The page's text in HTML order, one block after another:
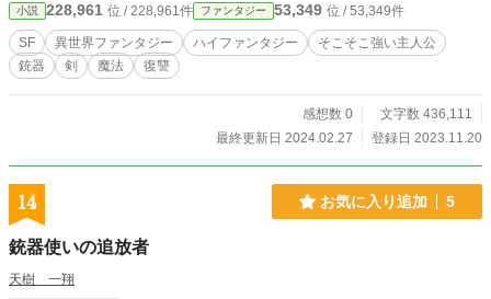
小説 228,961 位 / 228,961件 ファンタジー 53,349 位 / 53,349件
SF 異世界ファンタジー ハイファンタジー
そこそこ強い主人公
銃器
剣 魔法 復讐
感想数 0
文字数 436,111
最終更新日 2024.02.27
登録日 2023.11.20
14 お気に入り追加 5
銃器使いの追放者
天樹 一翔